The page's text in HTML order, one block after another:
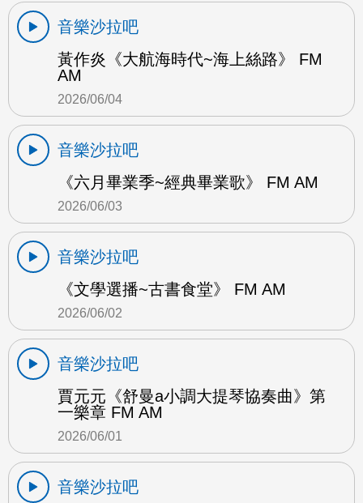
音樂沙拉吧
黃作炎《大航海時代~海上絲路》 FM
AM
2026/06/04
音樂沙拉吧
《六月畢業季~經典畢業歌》 FM AM
2026/06/03
音樂沙拉吧
《文學選播~古書食堂》 FM AM
2026/06/02
音樂沙拉吧
賈元元《舒曼a小調大提琴協奏曲》第
一樂章 FM AM
2026/06/01
音樂沙拉吧